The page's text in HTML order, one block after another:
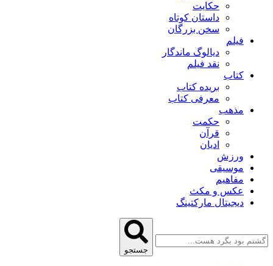
حکایت
داستان کوتاه
سخن بزرگان
فیلم
دیالوگ ماندگار
نقد فیلم
کتاب
بریده کتاب
معرفی کتاب
مذهب
حکمت
قرآن
ادیان
ورزش
موسیقی
مفاهیم
عکس و مکث
دیجیتال مارکتینگ
جستجو